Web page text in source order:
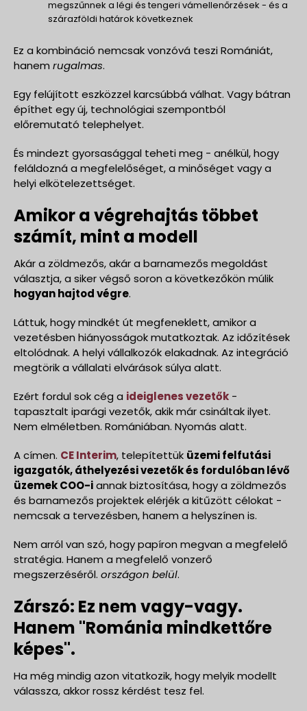
megszűnnek a légi és tengeri vámellenőrzések - és a
szárazföldi határok következnek
Ez a kombináció nemcsak vonzóvá teszi Romániát,
hanem rugalmas.
Egy felújított eszközzel karcsúbbá válhat. Vagy bátran
építhet egy új, technológiai szempontból
előremutató telephelyet.
És mindezt gyorsasággal teheti meg - anélkül, hogy
feláldozná a megfelelőséget, a minőséget vagy a
helyi elkötelezettséget.
Amikor a végrehajtás többet
számít, mint a modell
Akár a zöldmezős, akár a barnamezős megoldást
választja, a siker végső soron a következőkön múlik
hogyan hajtod végre.
Láttuk, hogy mindkét út megfeneklett, amikor a
vezetésben hiányosságok mutatkoztak. Az időzítések
eltolódnak. A helyi vállalkozók elakadnak. Az integráció
megtörik a vállalati elvárások súlya alatt.
Ezért fordul sok cég a ideiglenes vezetők -
tapasztalt iparági vezetők, akik már csináltak ilyet.
Nem elméletben. Romániában. Nyomás alatt.
A címen. CE Interim, telepítettük üzemi felfutási
igazgatók, áthelyezési vezetők és fordulóban lévő
üzemek COO-iannak biztosítása, hogy a zöldmezős
és barnamezős projektek elérjék a kitűzött célokat -
nemcsak a tervezésben, hanem a helyszínen is.
Nem arról van szó, hogy papíron megvan a megfelelő
stratégia. Hanem a megfelelő vonzerő
megszerzéséről. országon belül.
Zárszó: Ez nem vagy-vagy.
Hanem "Románia mindkettőre
képes".
Ha még mindig azon vitatkozik, hogy melyik modellt
válassza, akkor rossz kérdést tesz fel.